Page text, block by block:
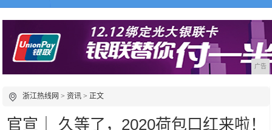
广告
浙江热线网 >资讯 > 正文
官宣｜ 久等了，2020荷包口红来啦！